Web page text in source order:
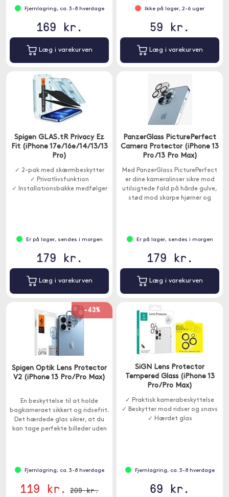
Fjernlagring, ca. 3-8 hverdage
169 kr.
Læg i varekurven
Ikke på lager, 2-6 uger
59 kr.
Læg i varekurven
Spigen GLAS.tR Privacy Ez
Fit (iPhone 17e/16e/14/13/13
Pro)
✓ 2-pak med skærmbeskytter
✓ Privatlivsfunktion
✓ Installationsbakke medfølger
Er på lager, sendes i morgen
179 kr.
Læg i varekurven
PanzerGlass PicturePerfect
Camera Protector (iPhone 13
Pro /13 Pro Max)
Med PanzerGlass PicturePerfect
er dine kameralinser sikre mod
utilsigtede fald på hårde gulve,
stød mod skarpe hjørner og
Er på lager, sendes i morgen
179 kr.
Læg i varekurven
-43%
Spigen Optik Lens Protector
V2 (iPhone 13 Pro/Pro Max)
En beskyttelse til at holde
bagkameraet sikkert og ridsefrit.
Det hærdede glas sikrer, at du
kan tage perfekte billeder uden
Fjernlagring, ca. 3-8 hverdage
119 kr. 209 kr.
SiGN Lens Protector
Tempered Glass (iPhone 13
Pro/Pro Max)
✓ Praktisk kamerabeskyttelse
✓ Beskytter mod ridser og snavs
✓ Hærdet glas
Fjernlagring, ca. 3-8 hverdage
69 kr.